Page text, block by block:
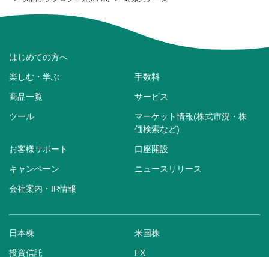
はじめての方へ
楽しむ・学ぶ 手数料
商品一覧 サービス
ツール
マーケット情報(株式市況・株
価検索など)
お客様サポート 口座開設
キャンペーン ニュースリリース
会社案内・IR情報
日本株 米国株
投資信託 FX